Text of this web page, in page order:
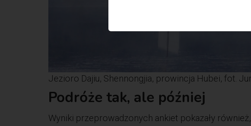
Jezioro Dajiu, Shennongjia, prowincja Hubei, fot.
Podróże tak, ale później
Wyniki przeprowadzonych ankiet pokazały